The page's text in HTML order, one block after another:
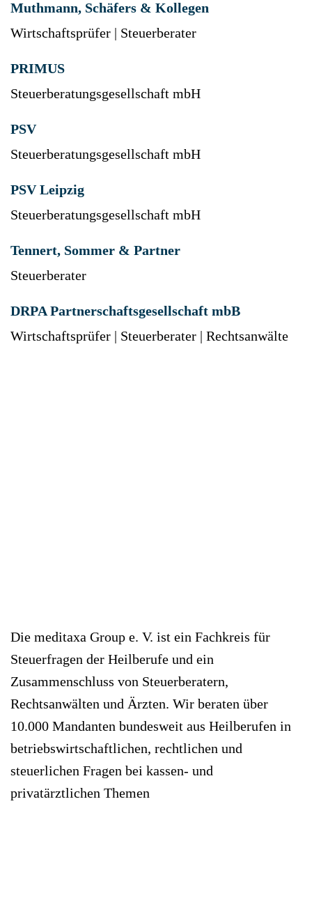
Muthmann, Schäfers & Kollegen
Wirtschaftsprüfer | Steuerberater
PRIMUS
Steuerberatungsgesellschaft mbH
PSV
Steuerberatungsgesellschaft mbH
PSV Leipzig
Steuerberatungsgesellschaft mbH
Tennert, Sommer & Partner
Steuerberater
DRPA Partnerschaftsgesellschaft mbB
Wirtschaftsprüfer | Steuerberater | Rechtsanwälte
Die meditaxa Group e. V. ist ein Fachkreis für
Steuerfragen der Heilberufe und ein
Zusammenschluss von Steuerberatern,
Rechtsanwälten und Ärzten. Wir beraten über
10.000 Mandanten bundesweit aus Heilberufen in
betriebswirtschaftlichen, rechtlichen und
steuerlichen Fragen bei kassen- und
privatärztlichen Themen